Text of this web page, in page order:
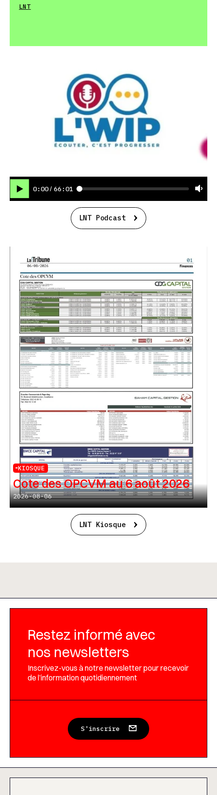
LNT
0:00 / 66:01
LNT Podcast
KIOSQUE
Cote des OPCVM au 6 août 2026
2026-08-06
LNT Kiosque
Restez informé avec
nos newsletters
Inscrivez-vous à notre newsletter pour recevoir
de l’information quotidiennement
S'inscrire